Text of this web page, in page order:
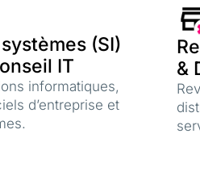
(SI)
IT
informatiques,
d’entreprise et
&